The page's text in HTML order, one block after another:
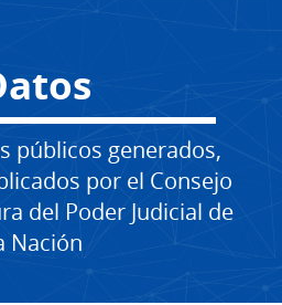
públicos generados,
por el Consejo
del Poder Judicial de
Nación